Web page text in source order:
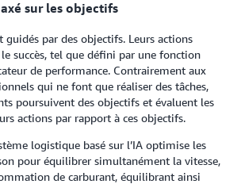
sur les objectifs
guidés par des objectifs. Leurs actions
succès, tel que défini par une fonction
de performance. Contrairement aux
qui ne font que réaliser des tâches,
poursuivent des objectifs et évaluent les
actions par rapport à ces objectifs.
logistique basé sur l’IA optimise les
pour équilibrer simultanément la vitesse,
de carburant, équilibrant ainsi